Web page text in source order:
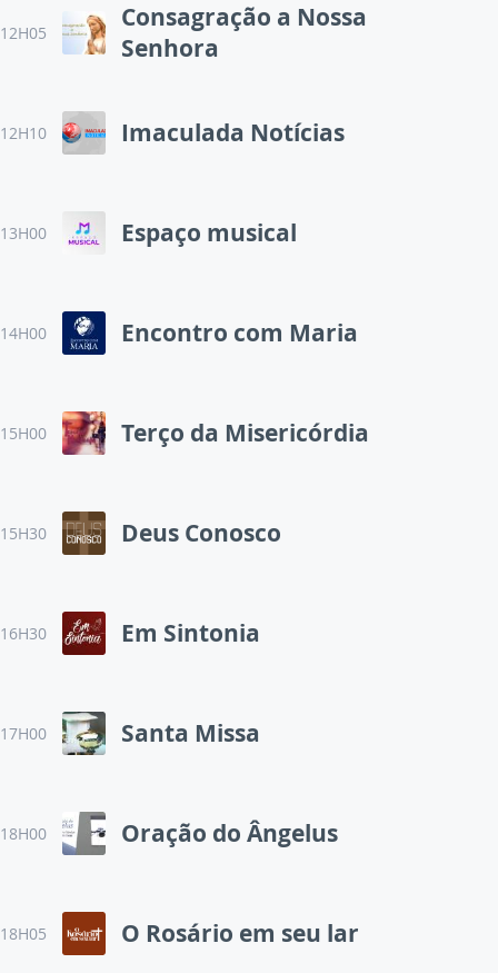
12H05
Consagração a Nossa
Senhora
12H10 Imaculada Notícias
13H00 Espaço musical
14H00 Encontro com Maria
15H00 Terço da Misericórdia
15H30 Deus Conosco
16H30 Em Sintonia
17H00 Santa Missa
18H00 Oração do Ângelus
18H05 O Rosário em seu lar